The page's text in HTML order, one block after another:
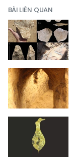
BÀI LIÊN QUAN